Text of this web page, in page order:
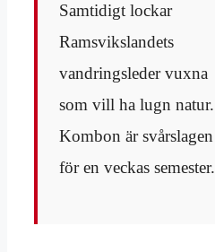
Samtidigt lockar
Ramsvikslandets
vandringsleder vuxna
som vill ha lugn natur.
Kombon är svårslagen
för en veckas semester.